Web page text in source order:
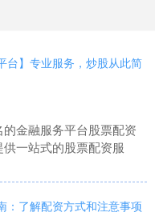
台】专业服务，炒股从此简
金融服务平台股票配资
一站式的股票配资服
：了解配资方式和注意事项